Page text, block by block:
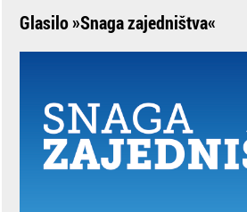
Glasilo »Snaga zajedništva«